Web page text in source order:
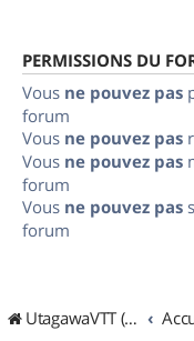
PERMISSIONS DU
Vous ne pouvez pas
forum
Vous ne pouvez pas
Vous ne pouvez pas
forum
Vous ne pouvez pas
forum
UtagawaVTT (Randos VTT et VTTAE avec traces GPS)